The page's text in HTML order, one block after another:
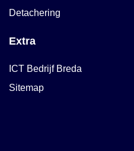
Detachering
Extra
ICT Bedrijf Breda
Sitemap